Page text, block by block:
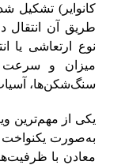
کانوایر) تشکیل
طریق آن انتقال
نوع ارتعاشی یا
میزان و سرعت
سنگ‌شکن‌ها،
یکی از مهم‌ترین
به‌صورت یکنواخت
معادن با